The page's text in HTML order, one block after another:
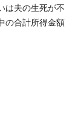
は夫の生死が不
の合計所得金額